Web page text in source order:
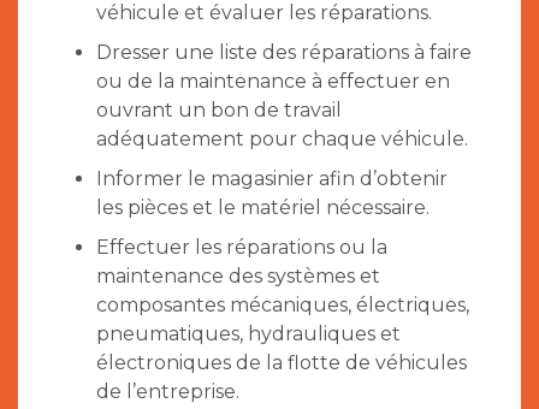
véhicule et évaluer les réparations.
Dresser une liste des réparations à faire
ou de la maintenance à effectuer en
ouvrant un bon de travail
adéquatement pour chaque véhicule.
Informer le magasinier afin d’obtenir
les pièces et le matériel nécessaire.
Effectuer les réparations ou la
maintenance des systèmes et
composantes mécaniques, électriques,
pneumatiques, hydrauliques et
électroniques de la flotte de véhicules
de l’entreprise.